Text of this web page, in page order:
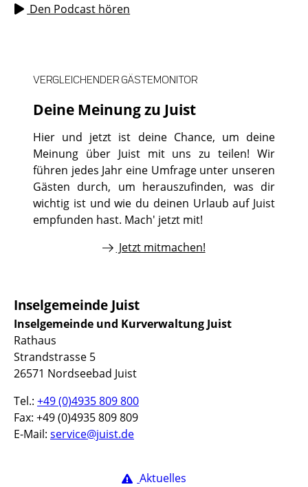
Den Podcast hören
Deine Meinung zu Juist
VERGLEICHENDER GÄSTEMONITOR
Hier und jetzt ist deine Chance, um deine
Meinung über Juist mit uns zu teilen! Wir
führen jedes Jahr eine Umfrage unter unseren
Gästen durch, um herauszufinden, was dir
wichtig ist und wie du deinen Urlaub auf Juist
empfunden hast. Mach' jetzt mit!
Jetzt mitmachen!
Inselgemeinde Juist
Inselgemeinde und Kurverwaltung Juist
Rathaus
Strandstrasse 5
26571 Nordseebad Juist
Tel.: +49 (0)4935 809 800
Fax: +49 (0)4935 809 809
E-Mail: service@juist.de
Aktuelles